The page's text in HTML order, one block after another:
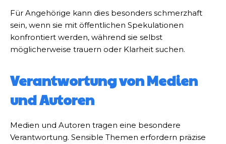
Für Angehörige kann dies besonders schmerzhaft
sein, wenn sie mit öffentlichen Spekulationen
konfrontiert werden, während sie selbst
möglicherweise trauern oder Klarheit suchen.
Verantwortung von Medien
und Autoren
Medien und Autoren tragen eine besondere
Verantwortung. Sensible Themen erfordern präzise